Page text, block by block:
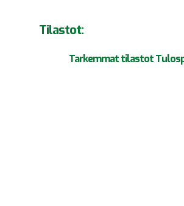
Tilastot:
Tarkemmat tilastot